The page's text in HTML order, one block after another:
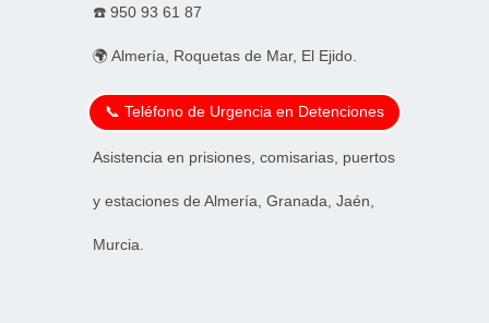
☎️ 950 93 61 87
🌍 Almería, Roquetas de Mar, El Ejido.
📞 Teléfono de Urgencia en Detenciones
Asistencia en prisiones, comisarias, puertos
y estaciones de Almería, Granada, Jaén,
Murcia.